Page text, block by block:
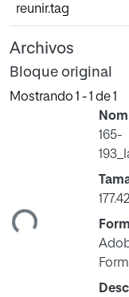
reunir.tag
Archivos
Bloque original
Mostrando 1 - 1 de 1
165-